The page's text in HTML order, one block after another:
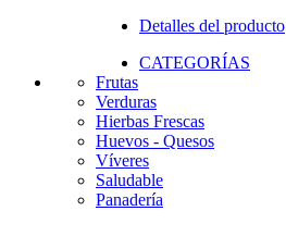
Detalles del producto
CATEGORÍAS
Frutas
Verduras
Hierbas Frescas
Huevos - Quesos
Víveres
Saludable
Panadería